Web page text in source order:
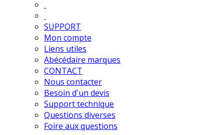
SUPPORT
Mon compte
Liens utiles
Abécédaire marques
CONTACT
Nous contacter
Besoin d'un devis
Support technique
Questions diverses
Foire aux questions